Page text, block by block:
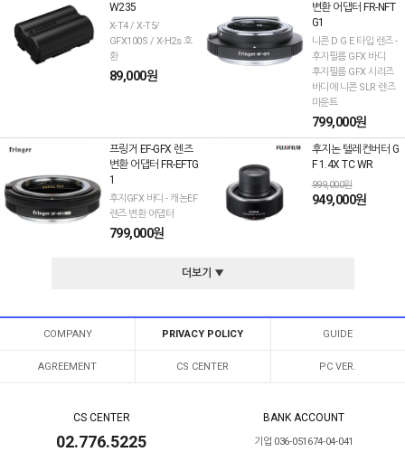
W235
X-T4 / X-T5/
GFX100S / X-H2s 호
환
89,000원
변환 어댑터 FR-NFT
G1
니콘 D G E 타입 렌즈 -
후지필름 GFX 바디
후지필름 GFX 시리즈
바디에 니콘 SLR 렌즈
마운트
799,000원
프링거 EF-GFX 렌즈
변환 어댑터 FR-EFTG
1
후지GFX 바디 - 캐논EF
렌즈 변환 어댑터
799,000원
후지논 텔레컨버터 G
F 1.4X TC WR
999,000원
949,000원
더보기 ▼
COMPANY PRIVACY POLICY GUIDE
AGREEMENT CS CENTER PC VER.
CS CENTER
02.776.5225
BANK ACCOUNT
기업 036-051674-04-041